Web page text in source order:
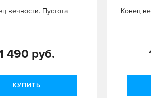
вечности. Пустота
490 руб.
КУПИТЬ
Конец